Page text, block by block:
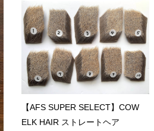
【AFS SUPER SELECT】COW
ELK HAIR ストレートヘア